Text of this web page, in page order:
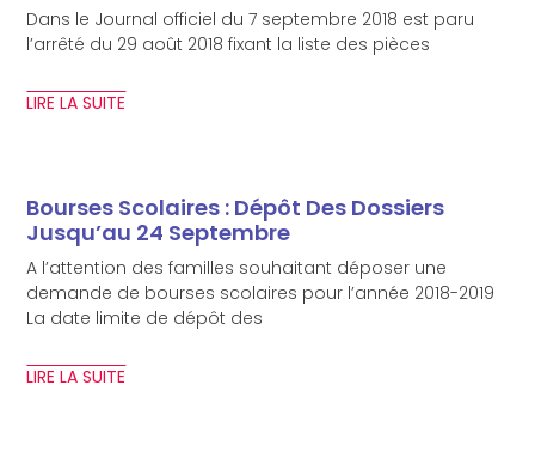
Dans le Journal officiel du 7 septembre 2018 est paru
l’arrêté du 29 août 2018 fixant la liste des pièces
LIRE LA SUITE
Bourses Scolaires : Dépôt Des Dossiers
Jusqu’au 24 Septembre
A l’attention des familles souhaitant déposer une
demande de bourses scolaires pour l’année 2018-2019
La date limite de dépôt des
LIRE LA SUITE